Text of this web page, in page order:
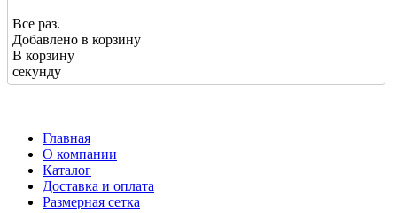
Все раз.
Добавлено в корзину
В корзину
секунду
Главная
О компании
Каталог
Доставка и оплата
Размерная сетка